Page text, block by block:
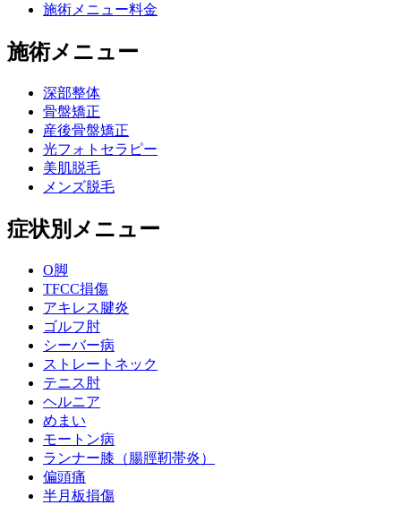
施術メニュー料金
施術メニュー
深部整体
骨盤矯正
産後骨盤矯正
光フォトセラピー
美肌脱毛
メンズ脱毛
症状別メニュー
O脚
TFCC損傷
アキレス腱炎
ゴルフ肘
シーバー病
ストレートネック
テニス肘
ヘルニア
めまい
モートン病
ランナー膝（腸脛靭帯炎）
偏頭痛
半月板損傷